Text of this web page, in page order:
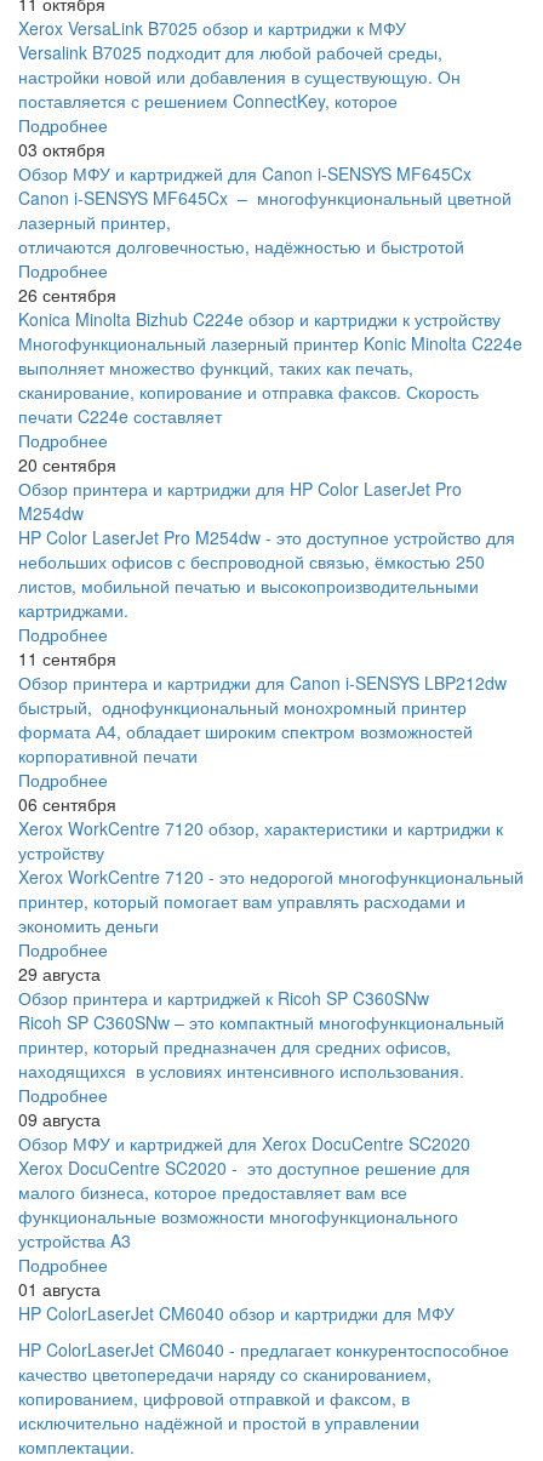
Xerox VersaLink B7025 обзор и картриджи к МФУ
Versalink B7025 подходит для любой рабочей среды,
настройки новой или добавления в существующую. Он
поставляется с решением ConnectKey, которое
Подробнее
03 октября
Обзор МФУ и картриджей для Canon i-SENSYS MF645Cx
Canon i-SENSYS MF645Cx – многофункциональный цветной
лазерный принтер,
отличаются долговечностью, надёжностью и быстротой
Подробнее
26 сентября
Konica Minolta Bizhub C224e обзор и картриджи к устройству
Многофункциональный лазерный принтер Konic Minolta C224e
выполняет множество функций, таких как печать,
сканирование, копирование и отправка факсов. Скорость
печати C224e составляет
Подробнее
20 сентября
Обзор принтера и картриджи для HP Color LaserJet Pro
M254dw
HP Color LaserJet Pro M254dw - это доступное устройство для
небольших офисов с беспроводной связью, ёмкостью 250
листов, мобильной печатью и высокопроизводительными
картриджами.
Подробнее
11 сентября
Обзор принтера и картриджи для Canon i-SENSYS LBP212dw
быстрый, однофункциональный монохромный принтер
формата А4, обладает широким спектром возможностей
корпоративной печати
Подробнее
06 сентября
Xerox WorkCentre 7120 обзор, характеристики и картриджи к
устройству
Xerox WorkCentre 7120 - это недорогой многофункциональный
принтер, который помогает вам управлять расходами и
экономить деньги
Подробнее
29 августа
Обзор принтера и картриджей к Ricoh SP C360SNw
Ricoh SP C360SNw – это компактный многофункциональный
принтер, который предназначен для средних офисов,
находящихся в условиях интенсивного использования.
Подробнее
09 августа
Обзор МФУ и картриджей для Xerox DocuCentre SC2020
Xerox DocuCentre SC2020 - это доступное решение для
малого бизнеса, которое предоставляет вам все
функциональные возможности многофункционального
устройства A3
Подробнее
01 августа
HP ColorLaserJet CM6040 обзор и картриджи для МФУ
HP ColorLaserJet CM6040 - предлагает конкурентоспособное
качество цветопередачи наряду со сканированием,
копированием, цифровой отправкой и факсом, в
исключительно надёжной и простой в управлении
комплектации.